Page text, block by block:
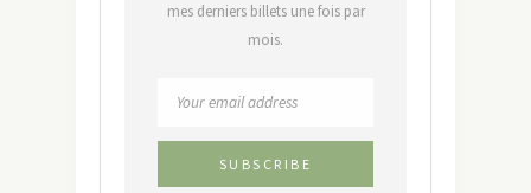
mes derniers billets une fois par
mois.